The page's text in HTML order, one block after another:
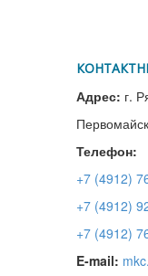
Адрес: г.
Телефон:
+7 (4912)
+7 (4912)
+7 (4912)
E-mail: